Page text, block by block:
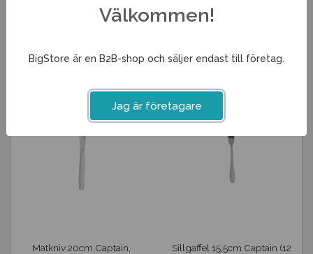
Matkniv 20cm Captain,
Sillgaffel 15,5cm Captain (12
Välkommen!
BigStore är en B2B-shop och säljer endast till företag.
Jag är företagare